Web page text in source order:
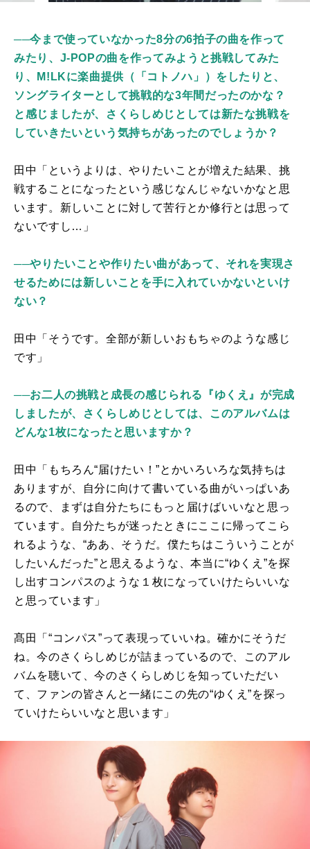
──今まで使っていなかった8分の6拍子の曲を作って
みたり、J-POPの曲を作ってみようと挑戦してみた
り、M!LKに楽曲提供（「コトノハ」）をしたりと、
ソングライターとして挑戦的な3年間だったのかな？
と感じましたが、さくらしめじとしては新たな挑戦を
していきたいという気持ちがあったのでしょうか？
田中「というよりは、やりたいことが増えた結果、挑
戦することになったという感じなんじゃないかなと思
います。新しいことに対して苦行とか修行とは思って
ないですし…」
──やりたいことや作りたい曲があって、それを実現さ
せるためには新しいことを手に入れていかないといけ
ない？
田中「そうです。全部が新しいおもちゃのような感じ
です」
──お二人の挑戦と成長の感じられる『ゆくえ』が完成
しましたが、さくらしめじとしては、このアルバムは
どんな1枚になったと思いますか？
田中「もちろん“届けたい！”とかいろいろな気持ちは
ありますが、自分に向けて書いている曲がいっぱいあ
るので、まずは自分たちにもっと届けばいいなと思っ
ています。自分たちが迷ったときにここに帰ってこら
れるような、“ああ、そうだ。僕たちはこういうことが
したいんだった”と思えるような、本当に“ゆくえ”を探
し出すコンパスのような１枚になっていけたらいいな
と思っています」
髙田「“コンパス”って表現っていいね。確かにそうだ
ね。今のさくらしめじが詰まっているので、このアル
バムを聴いて、今のさくらしめじを知っていただい
て、ファンの皆さんと一緒にこの先の“ゆくえ”を探っ
ていけたらいいなと思います」